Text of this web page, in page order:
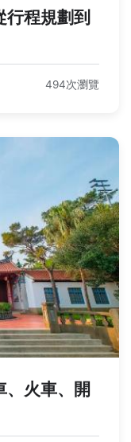
程規劃到
494次瀏覽
、火車、開